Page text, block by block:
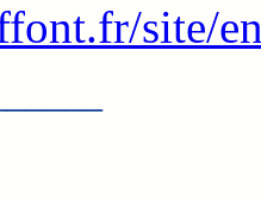
site/